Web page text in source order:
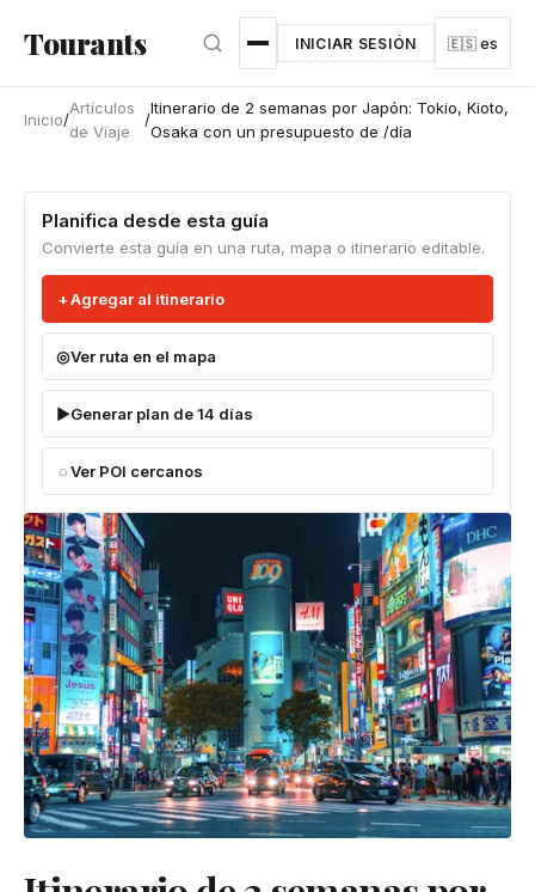
Tourants INICIAR SESIÓN 🇪🇸 es
Inicio/
Artículos
de Viaje
/
Itinerario de 2 semanas por Japón: Tokio, Kioto,
Osaka con un presupuesto de /día
Planifica desde esta guía
Convierte esta guía en una ruta, mapa o itinerario editable.
Agregar al itinerario
Ver ruta en el mapa
Generar plan de 14 días
Ver POI cercanos